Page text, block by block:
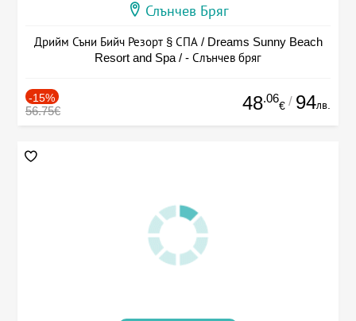
Слънчев Бряг
Дрийм Съни Бийч Резорт § СПА / Dreams Sunny Beach
Resort and Spa / - Слънчев бряг
-15%
56.75€ 48.06
€ / 94лв.